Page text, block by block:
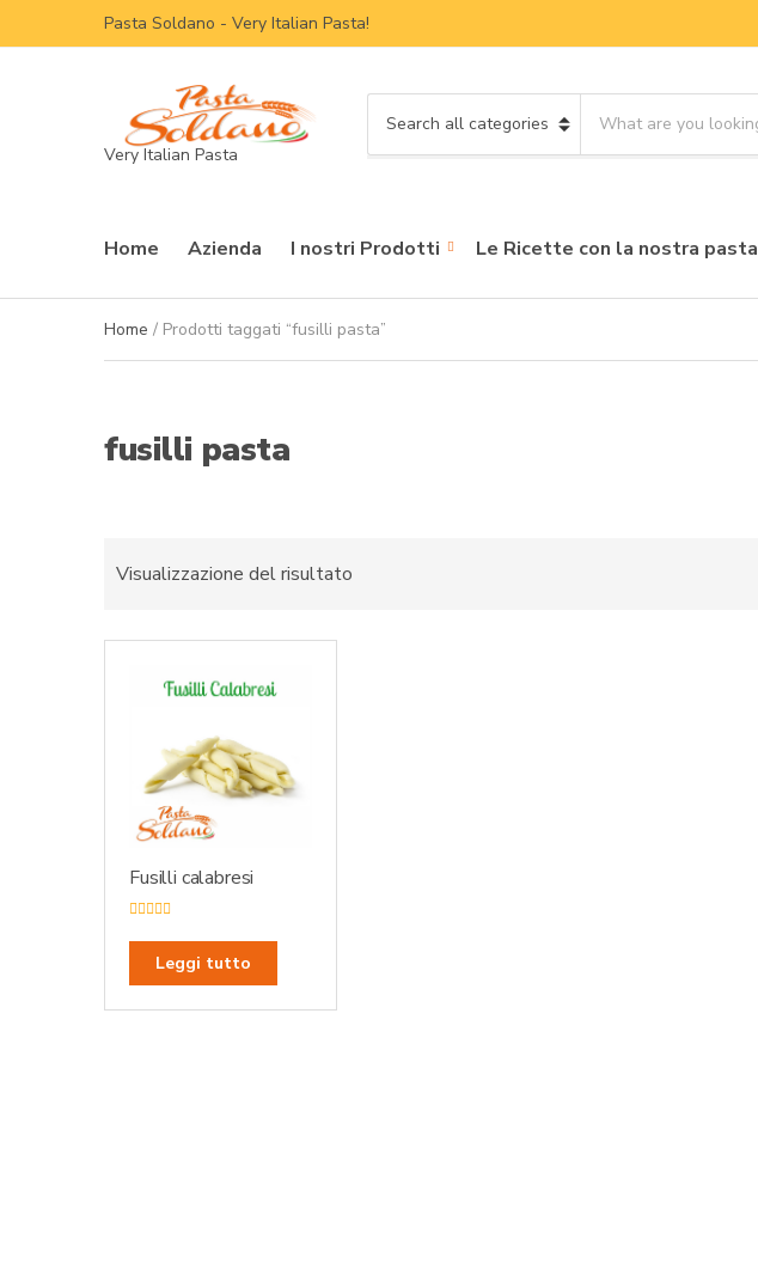
Pasta Soldano - Very Italian Pasta!
Very Italian Pasta
a
g
r
y
a
p
u
Home Azienda I nostri Prodotti Le Ricette con la nostra pasta
Home / Prodotti taggati “fusilli pasta”
fusilli pasta
Visualizzazione del risultato
Fusilli calabresi
a
t
t
Leggi tutto